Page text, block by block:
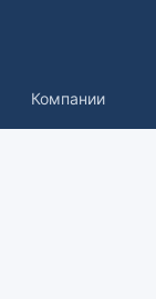
Компании